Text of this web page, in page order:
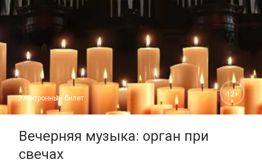
Вечерняя музыка: орган при
свечах
Электронный билет 12+